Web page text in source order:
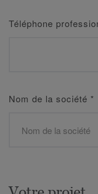
Téléphone
Nom de la société *